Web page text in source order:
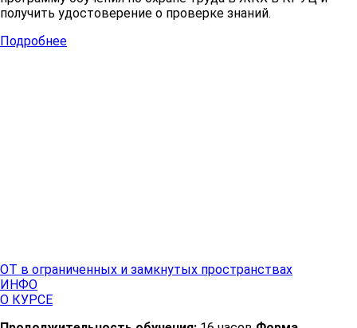
получить удостоверение о проверке знаний.
Подробнее
ОТ в ограниченных и замкнутых пространствах
ИНФО
О КУРСЕ